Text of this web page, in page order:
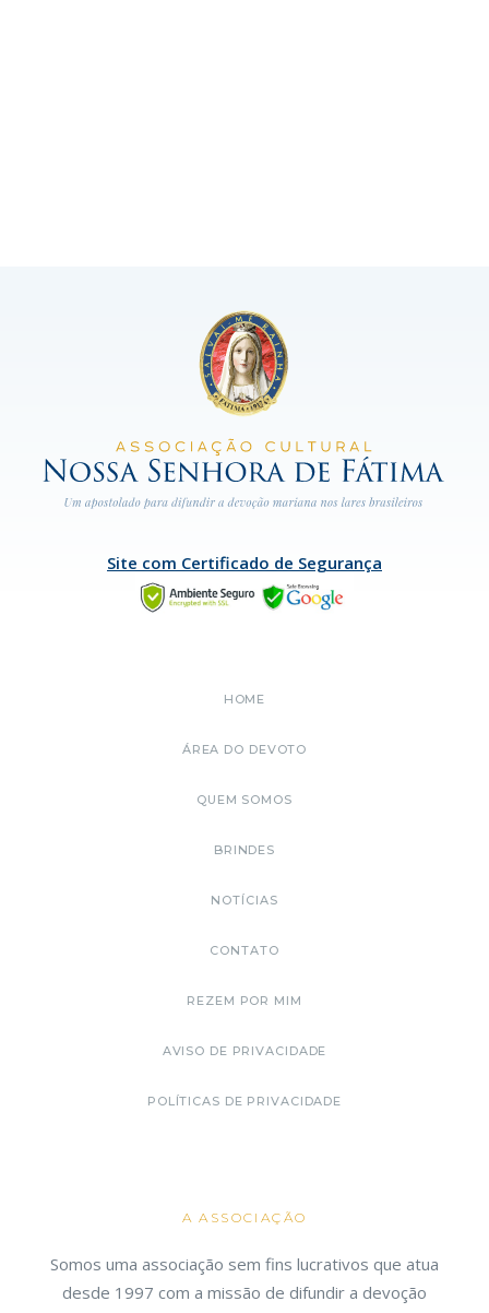
Site com Certificado de Segurança
HOME
ÁREA DO DEVOTO
QUEM SOMOS
BRINDES
NOTÍCIAS
CONTATO
REZEM POR MIM
AVISO DE PRIVACIDADE
POLÍTICAS DE PRIVACIDADE
A ASSOCIAÇÃO
Somos uma associação sem fins lucrativos que atua
desde 1997 com a missão de difundir a devoção